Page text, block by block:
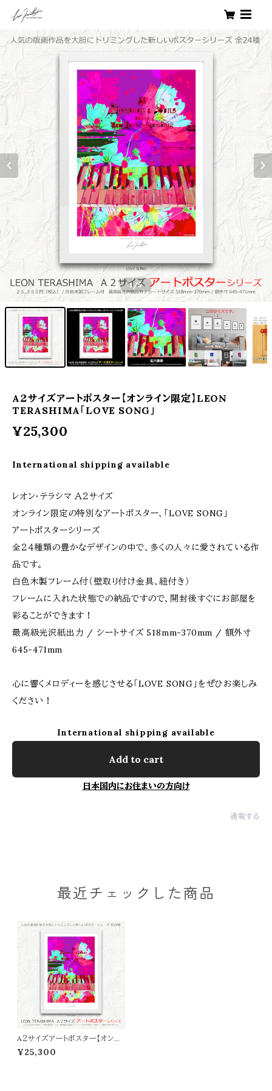
1/5
A２サイズアートポスター【オンライン限定】LEON
TERASHIMA「LOVE SONG」
¥25,300
International shipping available
レオン・テラシマ Ａ２サイズ
オンライン限定の特別なアートポスター、「LOVE SONG」
アートポスターシリーズ
全２４種類の豊かなデザインの中で、多くの人々に愛されている作
品です。
白色木製フレーム付（壁取り付け金具、紐付き）
フレームに入れた状態での納品ですので、開封後すぐにお部屋を
彩ることができます！
最高級光沢紙出力 / シートサイズ 518mm-370mm / 額外寸
645-471mm
心に響くメロディーを感じさせる「LOVE SONG」をぜひお楽しみ
ください！
International shipping available
Add to cart
日本国内にお住まいの方向け
通報する
最近チェックした商品
A２サイズアートポスター【オンラ
イン限定】LEON TERASHIMA
「LOVE SONG」
¥25,300